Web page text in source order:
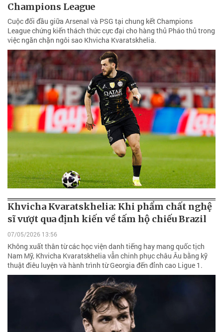
Champions League
Cuộc đối đầu giữa Arsenal và PSG tại chung kết Champions
League chứng kiến thách thức cực đại cho hàng thủ Pháo thủ trong
việc ngăn chặn ngôi sao Khvicha Kvaratskhelia.
Khvicha Kvaratskhelia: Khi phẩm chất nghệ
sĩ vượt qua định kiến về tấm hộ chiếu Brazil
07/05/2026 13:56
Không xuất thân từ các học viện danh tiếng hay mang quốc tịch
Nam Mỹ, Khvicha Kvaratskhelia vẫn chinh phục châu Âu bằng kỹ
thuật điêu luyện và hành trình từ Georgia đến đỉnh cao Ligue 1.